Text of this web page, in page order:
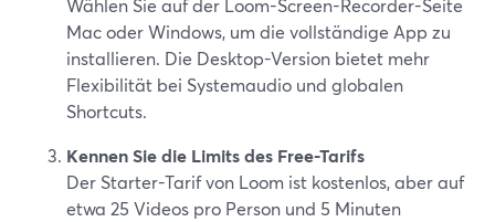
Wählen Sie auf der Loom-Screen-Recorder-Seite
Mac oder Windows, um die vollständige App zu
installieren. Die Desktop-Version bietet mehr
Flexibilität bei Systemaudio und globalen
Shortcuts.
Kennen Sie die Limits des Free-Tarifs
Der Starter-Tarif von Loom ist kostenlos, aber auf
etwa 25 Videos pro Person und 5 Minuten